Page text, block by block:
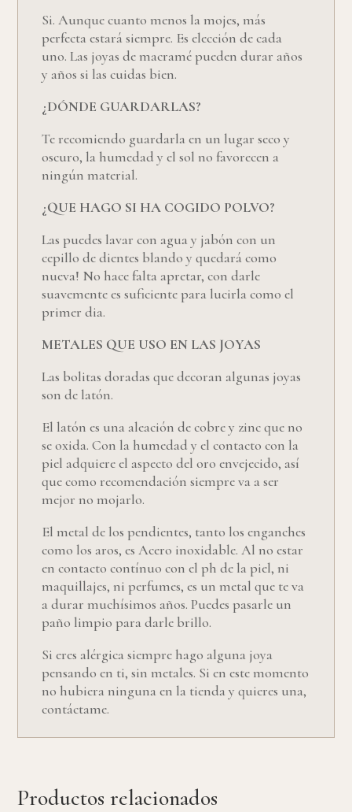
Si. Aunque cuanto menos la mojes, más
perfecta estará siempre. Es elección de cada
uno. Las joyas de macramé pueden durar años
y años si las cuidas bien.
¿DÓNDE GUARDARLAS?
Te recomiendo guardarla en un lugar seco y
oscuro, la humedad y el sol no favorecen a
ningún material.
¿QUE HAGO SI HA COGIDO POLVO?
Las puedes lavar con agua y jabón con un
cepillo de dientes blando y quedará como
nueva! No hace falta apretar, con darle
suavemente es suficiente para lucirla como el
primer dia.
METALES QUE USO EN LAS JOYAS
Las bolitas doradas que decoran algunas joyas
son de latón.
El latón es una aleación de cobre y zinc que no
se oxida. Con la humedad y el contacto con la
piel adquiere el aspecto del oro envejecido, así
que como recomendación siempre va a ser
mejor no mojarlo.
El metal de los pendientes, tanto los enganches
como los aros, es Acero inoxidable. Al no estar
en contacto contínuo con el ph de la piel, ni
maquillajes, ni perfumes, es un metal que te va
a durar muchísimos años. Puedes pasarle un
paño limpio para darle brillo.
Si eres alérgica siempre hago alguna joya
pensando en ti, sin metales. Si en este momento
no hubiera ninguna en la tienda y quieres una,
contáctame.
Productos relacionados